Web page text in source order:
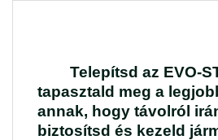
Telepítsd az EVO-
tapasztald meg a
annak, hogy távolról
biztosítsd és kezeld